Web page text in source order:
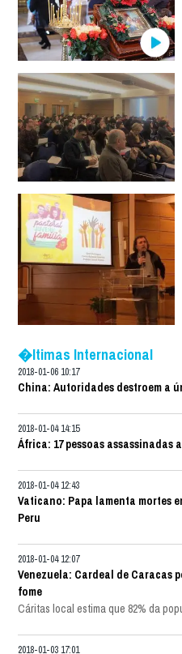
�ltimas Internacional
2018-01-06 10:17
China: Autoridades destroem a
2018-01-04 14:15
África: 17 pessoas assassinadas
2018-01-04 12:43
Vaticano: Papa lamenta mortes
Peru
2018-01-04 12:07
Venezuela: Cardeal de Caracas
fome
Cáritas local estima que 82% da
2018-01-03 17:01